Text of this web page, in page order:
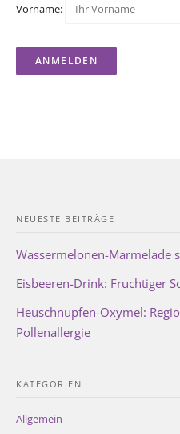
Vorname:
NEUESTE BEITRÄGE
Wassermelonen-Marmelade
Eisbeeren-Drink: Fruchtiger
Heuschnupfen-Oxymel:
Pollenallergie
KATEGORIEN
Allgemein